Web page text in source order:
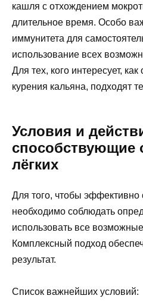
кашля с отхождением
длительное время. Особо
иммунитета для
использование всех
Для тех, кого интересует,
курения кальяна, подходят
Условия и
способствующие
лёгких
Для того, чтобы эффективно
необходимо соблюдать
использовать все
Комплексный подход
результат.
Список важнейших условий: